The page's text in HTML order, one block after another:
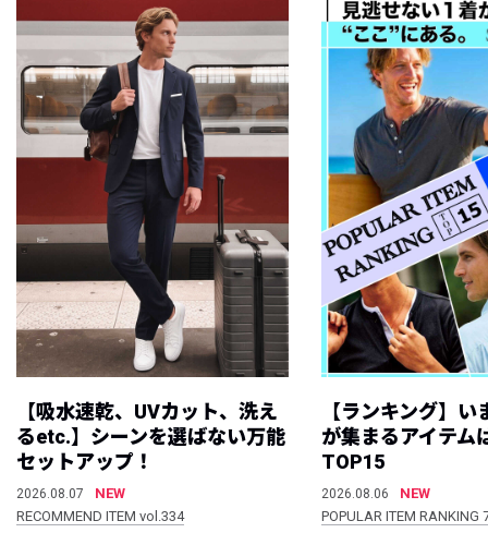
【吸水速乾、UVカット、洗え
るetc.】シーンを選ばない万能
セットアップ！
2026.08.07
NEW
RECOMMEND ITEM vol.334
【ランキング】
が集まるアイテム
TOP15
2026.08.06
NEW
POPULAR ITEM